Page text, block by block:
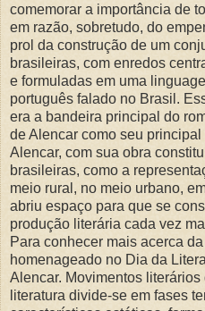
comemorar a importância de
em razão, sobretudo, do
prol da construção de um
brasileiras, com enredos
e formuladas em uma
português falado no Brasil.
era a bandeira principal do
de Alencar como seu
Alencar, com sua obra
brasileiras, como a
meio rural, no meio urbano,
abriu espaço para que se
produção literária cada vez
Para conhecer mais acerca
homenageado no Dia da
Alencar. Movimentos
literatura divide-se em fases